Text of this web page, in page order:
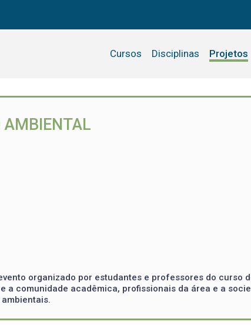
Cursos Disciplinas Projetos
AMBIENTAL
organizado por estudantes e professores do curso
a comunidade acadêmica, profissionais da área e a